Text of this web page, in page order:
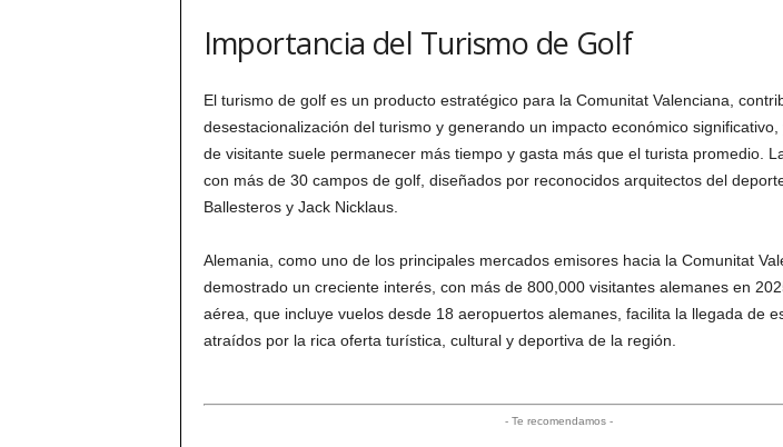
Importancia del Turismo de Golf
El turismo de golf es un producto estratégico para la Comunitat Valenciana,
desestacionalización del turismo y generando un impacto económico
de visitante suele permanecer más tiempo y gasta más que el turista promedio.
con más de 30 campos de golf, diseñados por reconocidos arquitectos del
Ballesteros y Jack Nicklaus.
Alemania, como uno de los principales mercados emisores hacia la Comunitat
demostrado un creciente interés, con más de 800,000 visitantes alemanes en
aérea, que incluye vuelos desde 18 aeropuertos alemanes, facilita la llegada de
atraídos por la rica oferta turística, cultural y deportiva de la región.
- Te recomendamos -